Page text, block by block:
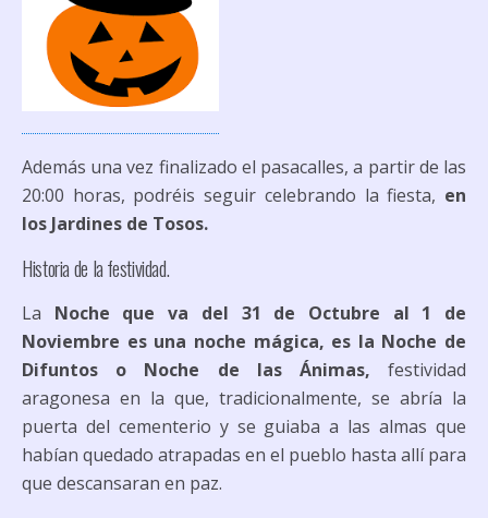
Además una vez finalizado el pasacalles, a partir de las
20:00 horas, podréis seguir celebrando la fiesta, en
los Jardines de Tosos.
Historia de la festividad.
La Noche que va del 31 de Octubre al 1 de
Noviembre es una noche mágica, es la Noche de
Difuntos o Noche de las Ánimas, festividad
aragonesa en la que, tradicionalmente, se abría la
puerta del cementerio y se guiaba a las almas que
habían quedado atrapadas en el pueblo hasta allí para
que descansaran en paz.